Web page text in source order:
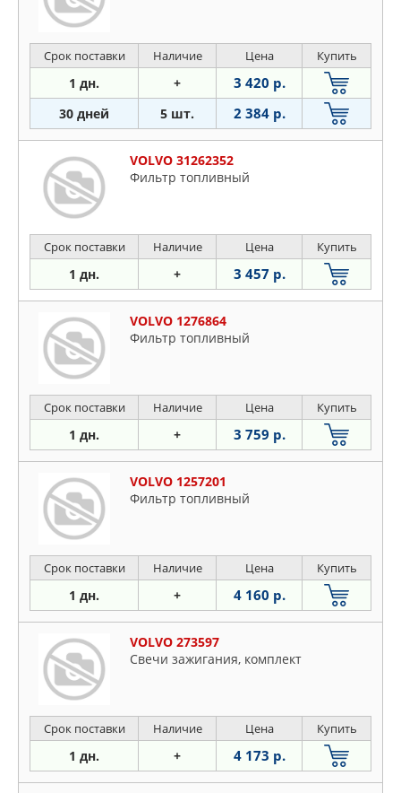
Срок поставки Наличие Цена Купить
1 дн. + 3 420 р.
30 дней 5 шт. 2 384 р.
VOLVO 31262352
Фильтр топливный
Срок поставки Наличие Цена Купить
1 дн. + 3 457 р.
VOLVO 1276864
Фильтр топливный
Срок поставки Наличие Цена Купить
1 дн. + 3 759 р.
VOLVO 1257201
Фильтр топливный
Срок поставки Наличие Цена Купить
1 дн. + 4 160 р.
VOLVO 273597
Свечи зажигания, комплект
Срок поставки Наличие Цена Купить
1 дн. + 4 173 р.